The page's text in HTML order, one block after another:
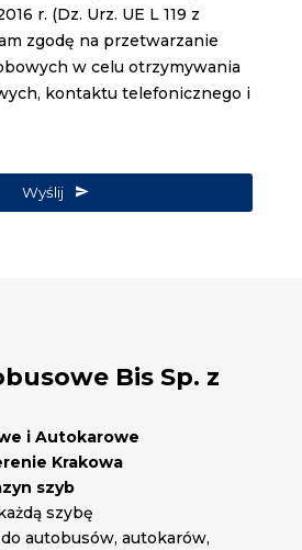
r. (Dz. Urz. UE L 119 z
zgodę na przetwarzanie
w celu otrzymywania
kontaktu telefonicznego i
Wyślij
Bis Sp. z
i Autokarowe
Krakowa
szyb
szybę
autobusów, autokarów,